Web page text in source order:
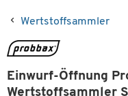
Wertstoffsammler
Einwurf-Öffnung
Wertstoffsammler